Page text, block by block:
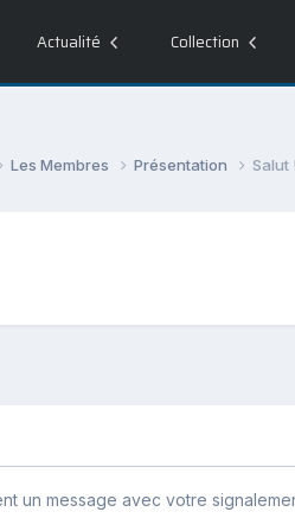
Actualité Collection
Les Membres Présentation Salut
un message avec votre